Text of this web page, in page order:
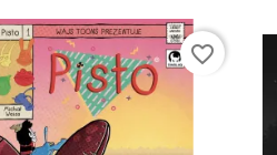
favorite_border